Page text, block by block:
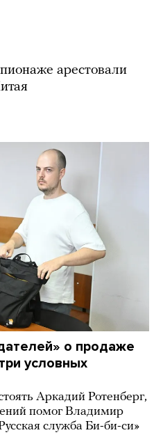
арестовали
о продаже
условных
Аркадий Ротенберг,
помог Владимир
служба Би-би-си»